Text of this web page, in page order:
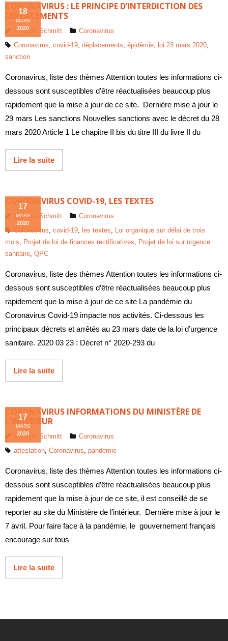
CORONAVIRUS : LE PRINCIPE D’INTERDICTION DES
DÉPLACEMENTS
18
MARS
2020
Philippe Schmitt
Coronavirus
Coronavirus, covid-19, déplacements, épidémie, loi 23 mars 2020,
sanction
Coronavirus, liste des thèmes Attention toutes les informations ci-
dessous sont susceptibles d’être réactualisées beaucoup plus
rapidement que la mise à jour de ce site. Dernière mise à jour le
29 mars Les sanctions Nouvelles sanctions avec le décret du 28
mars 2020 Article 1 Le chapitre II bis du titre III du livre II du
Lire la suite
CORONAVIRUS COVID-19, LES TEXTES
17
MARS
2020
Philippe Schmitt
Coronavirus
Coronavirus, covid-19, les textes, Loi organique sur délai de trois
mois, Projet de loi de finances rectificatives, Projet de loi sur urgence
sanitaire, QPC
Coronavirus, liste des thèmes Attention toutes les informations ci-
dessous sont susceptibles d’être réactualisées beaucoup plus
rapidement que la mise à jour de ce site La pandémie du
Coronavirus Covid-19 impacte nos activités. Ci-dessous les
principaux décrets et arrêtés au 23 mars date de la loi d’urgence
sanitaire. 2020 03 23 : Décret n° 2020-293 du
Lire la suite
CORONAVIRUS INFORMATIONS DU MINISTÈRE DE
L’INTÉRIEUR
17
MARS
2020
Philippe Schmitt
Coronavirus
attestation, Coronavirus, pandemie
Coronavirus, liste des thèmes Attention toutes les informations ci-
dessous sont susceptibles d’être réactualisées beaucoup plus
rapidement que la mise à jour de ce site, il est conseillé de se
reporter au site du Ministère de l’intérieur. Dernière mise à jour le
7 avril. Pour faire face à la pandémie, le gouvernement français
encourage sur tous
Lire la suite